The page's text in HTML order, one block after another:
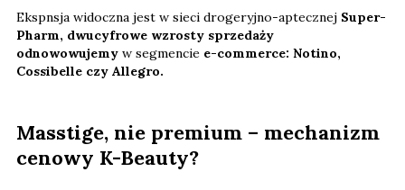
Ekspnsja widoczna jest w sieci drogeryjno-aptecznej Super-
Pharm, dwucyfrowe wzrosty sprzedaży
odnowowujemy w segmencie e-commerce: Notino,
Cossibelle czy Allegro.
Masstige, nie premium – mechanizm
cenowy K-Beauty?